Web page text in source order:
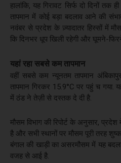
हालांकि, यह गिरावट सिर्फ दो दिनों तक
तापमान में कोई बड़ा बदलाव आने की
नवंबर से प्रदेश के ज़्यादातर हिस्सों में
कि दिनभर धूप खिली रहेगी और घूमने-
यहां रहा सबसे कम तापमान
वहीं सबसे कम न्यूनतम तापमान
तापमान गिरकर 15.9°C पर पहुं च गया.
में ठंड ने तेज़ी से दस्तक दे दी है.
मौसम विभाग की रिपोर्ट के अनुसार, प्रदेश
है और सभी स्थानों पर मौसम पूरी तरह
बंगाल की खाड़ी का असरमौसम में यह
वजह से आई है.